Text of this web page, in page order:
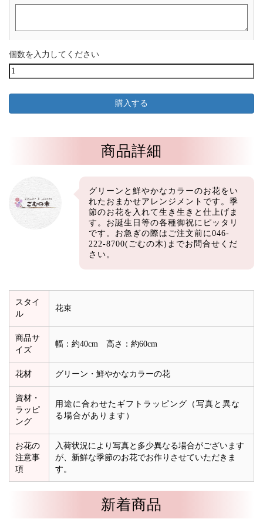
個数を入力してください
商品詳細
グリーンと鮮やかなカラーのお花をい
れたおまかせアレンジメントです。季
節のお花を入れて生き生きと仕上げま
す。お誕生日等の各種御祝にピッタリ
です。お急ぎの際はご注文前に046-
222-8700(ごむの木)までお問合せくだ
さい。
スタイ
ル
花束
商品サ
イズ
幅：約40cm 高さ：約60cm
花材 グリーン・鮮やかなカラーの花
資材・
ラッピ
ング
用途に合わせたギフトラッピング（写真と異な
る場合があります）
お花の
注意事
項
入荷状況により写真と多少異なる場合がございます
が、新鮮な季節のお花でお作りさせていただきま
す。
新着商品